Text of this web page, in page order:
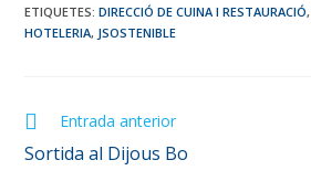
ETIQUETES:DIRECCIÓ DE CUINA I RESTAURACIÓ,
HOTELERIA, JSOSTENIBLE
Entrada anterior
Sortida al Dijous Bo